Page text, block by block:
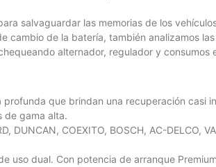
salvaguardar las memorias de los
cambio de la batería, también analizamos
alternador, regulador y consumos
que brindan una recuperación casi
de gama alta.
COEXITO, BOSCH, AC-DELCO,
uso dual. Con potencia de arranque